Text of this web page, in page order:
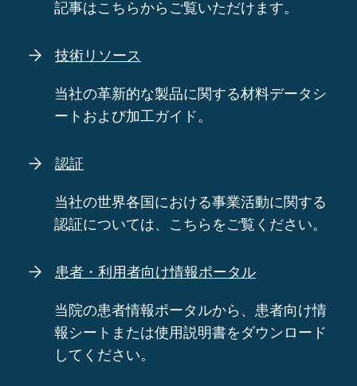
記事はこちらからご覧いただけます。
技術リソース
当社の革新的な製品に関する材料データシ
ートおよび加工ガイド。
認証
当社の世界各国における事業活動に関する
認証については、こちらをご覧ください。
患者・利用者向け情報ポータル
当院の患者情報ポータルから、患者向け情
報シートまたは使用説明書をダウンロード
してください。